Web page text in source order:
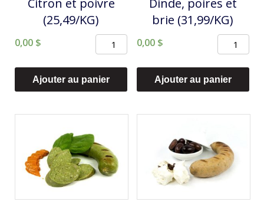
Citron et poivre
(25,49/KG)
0,00 $
quantité
Citron
et
Ajouter au panier
Dinde, poires et
brie (31,99/KG)
0,00 $
quantité
Dinde,
poires
(31,99/KG)
Ajouter au panier